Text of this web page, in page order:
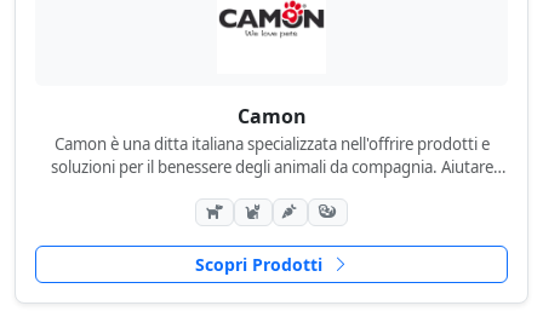
Camon
Camon è una ditta italiana specializzata nell'offrire prodotti e
soluzioni per il benessere degli animali da compagnia. Aiutare
Scopri Prodotti